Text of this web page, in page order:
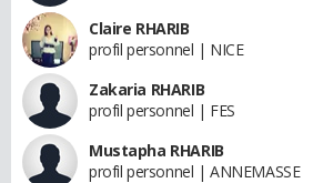
Claire RHARIB
profil personnel | NICE
Zakaria RHARIB
profil personnel | FES
Mustapha RHARIB
profil personnel | ANNEMASSE